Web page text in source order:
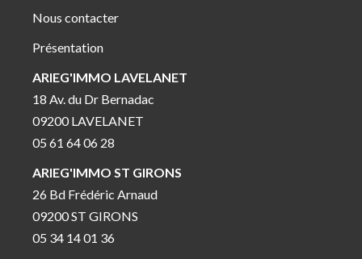
Nous contacter
Présentation
ARIEG'IMMO LAVELANET
18 Av. du Dr Bernadac
09200 LAVELANET
05 61 64 06 28
ARIEG'IMMO ST GIRONS
26 Bd Frédéric Arnaud
09200 ST GIRONS
05 34 14 01 36